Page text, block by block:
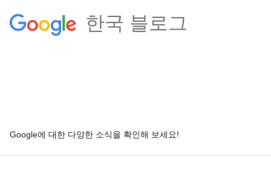
한국 블로그
Google에 대한 다양한 소식을 확인해 보세요!